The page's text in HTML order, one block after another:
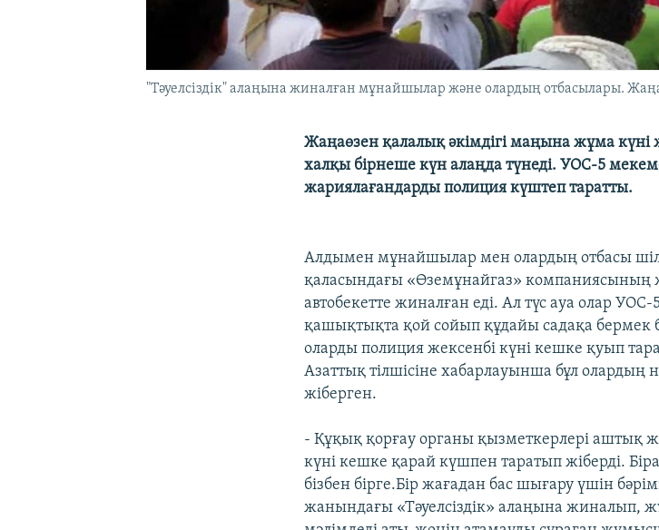
"Тәуелсіздік" алаңына жиналған мұнайшылар және олардың отбасылары.
Жаңаөзен қалалық әкімдігі маңына жұма
халқы бірнеше күн алаңда түнеді. УОС-5
жариялағандарды полиция күштеп таратты.
Алдымен мұнайшылар мен олардың отбасы
қаласындағы «Өземұнайгаз»
автобекетте жиналған еді. Ал түс ауа олар
қашықтықта қой сойып құдайы садақа бермек
оларды полиция жексенбі күні кешке қуып
Азаттық тілшісіне хабарлауынша бұл олардың
жіберген.
- Құқық қорғау органы қызметкерлері аштық
күні кешке қарай күшпен таратып жіберді.
бізбен бірге.Бір жағадан бас шығару үшін
жанындағы «Тәуелсіздік» алаңына жиналып,